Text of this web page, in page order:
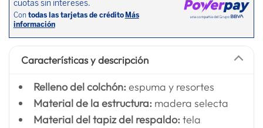
Características y descripción
Relleno del colchón: espuma y resortes
Material de la estructura: madera selecta
Material del tapiz del respaldo: tela